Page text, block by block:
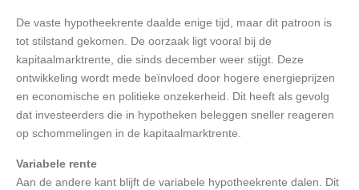
De vaste hypotheekrente daalde enige tijd, maar dit patroon is
tot stilstand gekomen. De oorzaak ligt vooral bij de
kapitaalmarktrente, die sinds december weer stijgt. Deze
ontwikkeling wordt mede beïnvloed door hogere energieprijzen
en economische en politieke onzekerheid. Dit heeft als gevolg
dat investeerders die in hypotheken beleggen sneller reageren
op schommelingen in de kapitaalmarktrente.
Variabele rente
Aan de andere kant blijft de variabele hypotheekrente dalen. Dit